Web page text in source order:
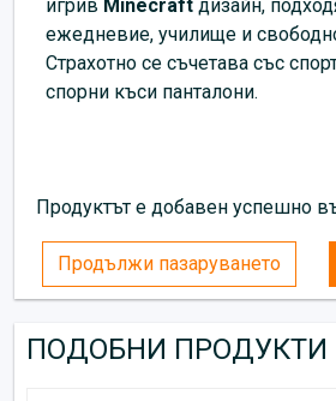
игрив Minecraft дизайн,
ежедневие, училище и
Страхотно се съчетава със
спорни къси панталони.
Продуктът е добавен успешно
Продължи пазаруването
ПОДОБНИ ПРОДУКТИ